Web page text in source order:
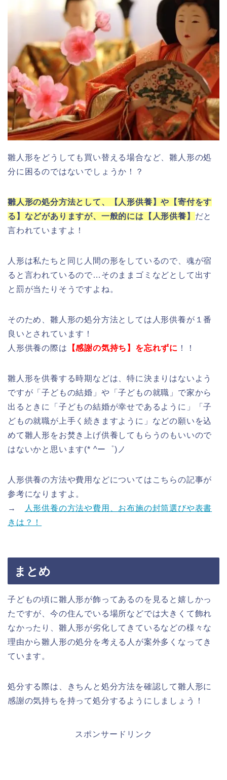
雛人形をどうしても買い替える場合など、雛人形の処
分に困るのではないでしょうか！？
雛人形の処分方法として、【人形供養】や【寄付をす
る】などがありますが、一般的には【人形供養】 だと
言われていますよ！
人形は私たちと同じ人間の形をしているので、魂が宿
ると言われているので…そのままゴミなどとして出す
と罰が当たりそうですよね。
そのため、雛人形の処分方法としては人形供養が１番
良いとされています！
人形供養の際は 【感謝の気持ち】を忘れずに ！！
雛人形を供養する時期などは、特に決まりはないよう
ですが「子どもの結婚」や「子どもの就職」で家から
出るときに「子どもの結婚が幸せであるように」「子
どもの就職が上手く続きますように」などの願いを込
めて雛人形をお焚き上げ供養してもらうのもいいので
はないかと思います(* ^ー゜)ノ
人形供養の方法や費用などについてはこちらの記事が
参考になりますよ。
→
人形供養の方法や費用、お布施の封筒選びや表書
きは？！
まとめ
子どもの頃に雛人形が飾ってあるのを見ると嬉しかっ
たですが、今の住んでいる場所などでは大きくて飾れ
なかったり、雛人形が劣化してきているなどの様々な
理由から雛人形の処分を考える人が案外多くなってき
ています。
処分する際は、きちんと処分方法を確認して雛人形に
感謝の気持ちを持って処分するようにしましょう！
スポンサードリンク